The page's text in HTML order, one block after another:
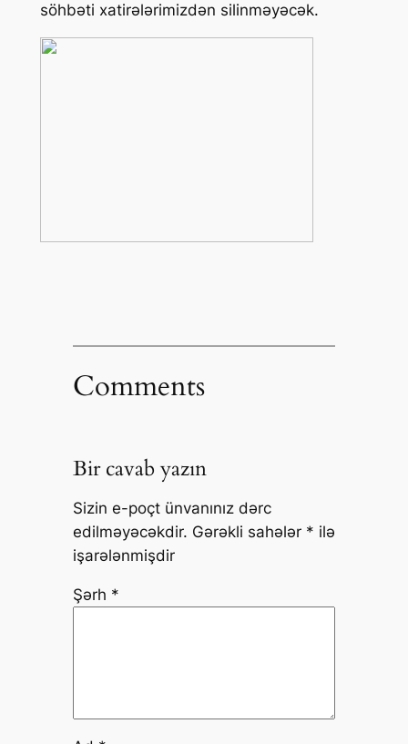
söhbəti xatirələrimizdən silinməyəcək.
Comments
Bir cavab yazın
Sizin e-poçt ünvanınız dərc
edilməyəcəkdir. Gərəkli sahələr * ilə
işarələnmişdir
Şərh *